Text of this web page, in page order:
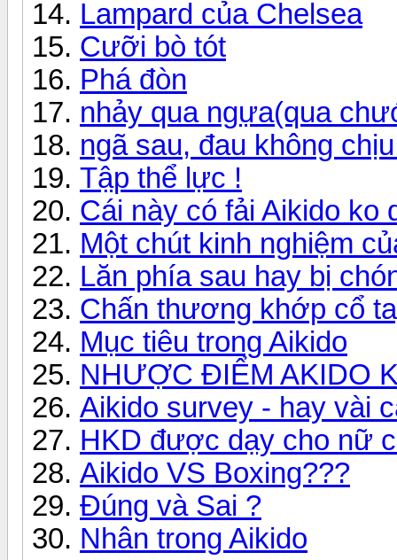
Lampard của Chelsea
Cưỡi bò tót
Phá đòn
nhảy qua ngựa(qua
ngã sau, đau không
Tập thể lực !
Cái này có fải Aikido ko
Một chút kinh nghiệm
Lăn phía sau hay bị
Chấn thương khớp cổ
Mục tiêu trong Aikido
NHƯỢC ĐIỂM AKIDO
Aikido survey - hay vài
HKD được dạy cho nữ
Aikido VS Boxing???
Đúng và Sai ?
Nhân trong Aikido